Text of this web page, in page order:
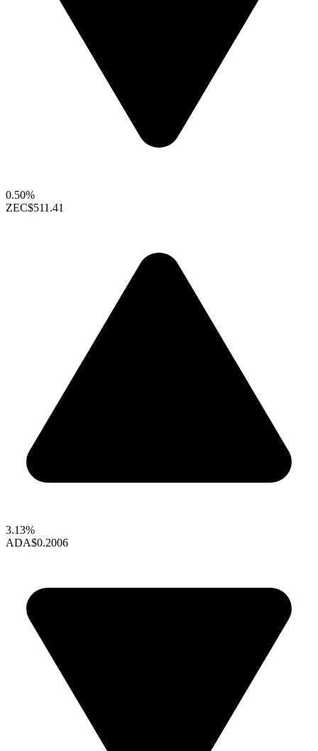
0.50%
ZEC$511.41
3.13%
ADA$0.2006